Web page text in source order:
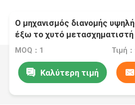
Ο μηχανισμός διανομής
έξω το χυτό
δύναμης τύπων ρητίνης ξηρό
MOQ：1 Τιμή
Καλύτερη τιμή